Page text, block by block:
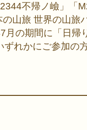
不帰ノ嶮」「
山旅 世界の山旅
の期間に「日帰
れかにご参加の